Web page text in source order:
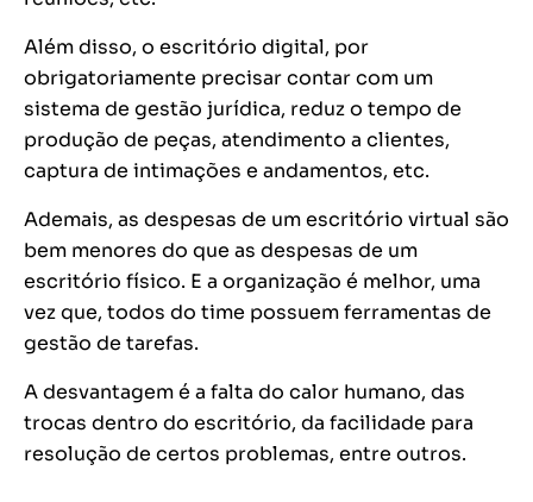
Além disso, o escritório digital, por
obrigatoriamente precisar contar com um
sistema de gestão jurídica, reduz o tempo de
produção de peças, atendimento a clientes,
captura de intimações e andamentos, etc.
Ademais, as despesas de um escritório virtual são
bem menores do que as despesas de um
escritório físico. E a organização é melhor, uma
vez que, todos do time possuem ferramentas de
gestão de tarefas.
A desvantagem é a falta do calor humano, das
trocas dentro do escritório, da facilidade para
resolução de certos problemas, entre outros.